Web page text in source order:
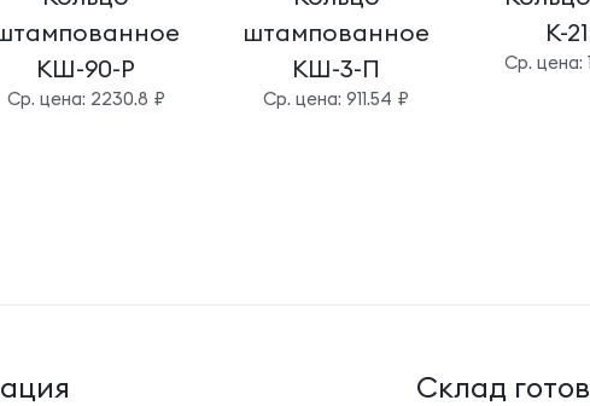
КШ-90-Р
Cр. цена: 2230.8 ₽
штампованное
КШ-3-П
Cр. цена: 911.54 ₽
К-
Cр. цена:
Cклад